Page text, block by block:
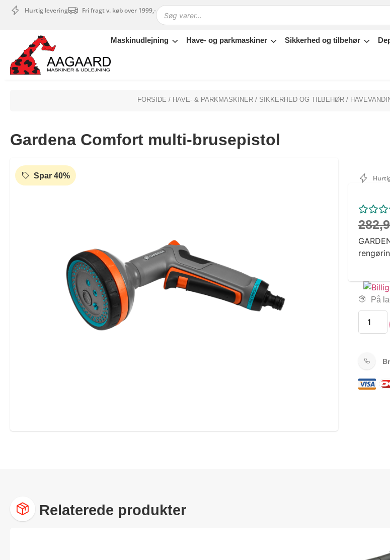
Hurtig levering Fri fragt v. køb over 1999,-
Maskinudlejning Have- og parkmaskiner Sikkerhed og tilbehør
Maskinudlejning
Have- og parkmaskiner
Sikkerhed og tilbehør
Outlet
4.4 Google Reviews
4.7 Trustpilot
FORSIDE / HAVE- & PARKMASKINER / SIKKERHED OG TILBEHØR /
Gardena Comfort multi-brusepistol
Spar 40%
På
Relaterede produkter